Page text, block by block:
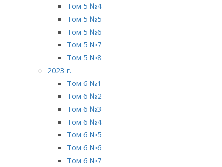
Том 5 №4
Том 5 №5
Том 5 №6
Том 5 №7
Том 5 №8
2023 г.
Том 6 №1
Том 6 №2
Том 6 №3
Том 6 №4
Том 6 №5
Том 6 №6
Том 6 №7